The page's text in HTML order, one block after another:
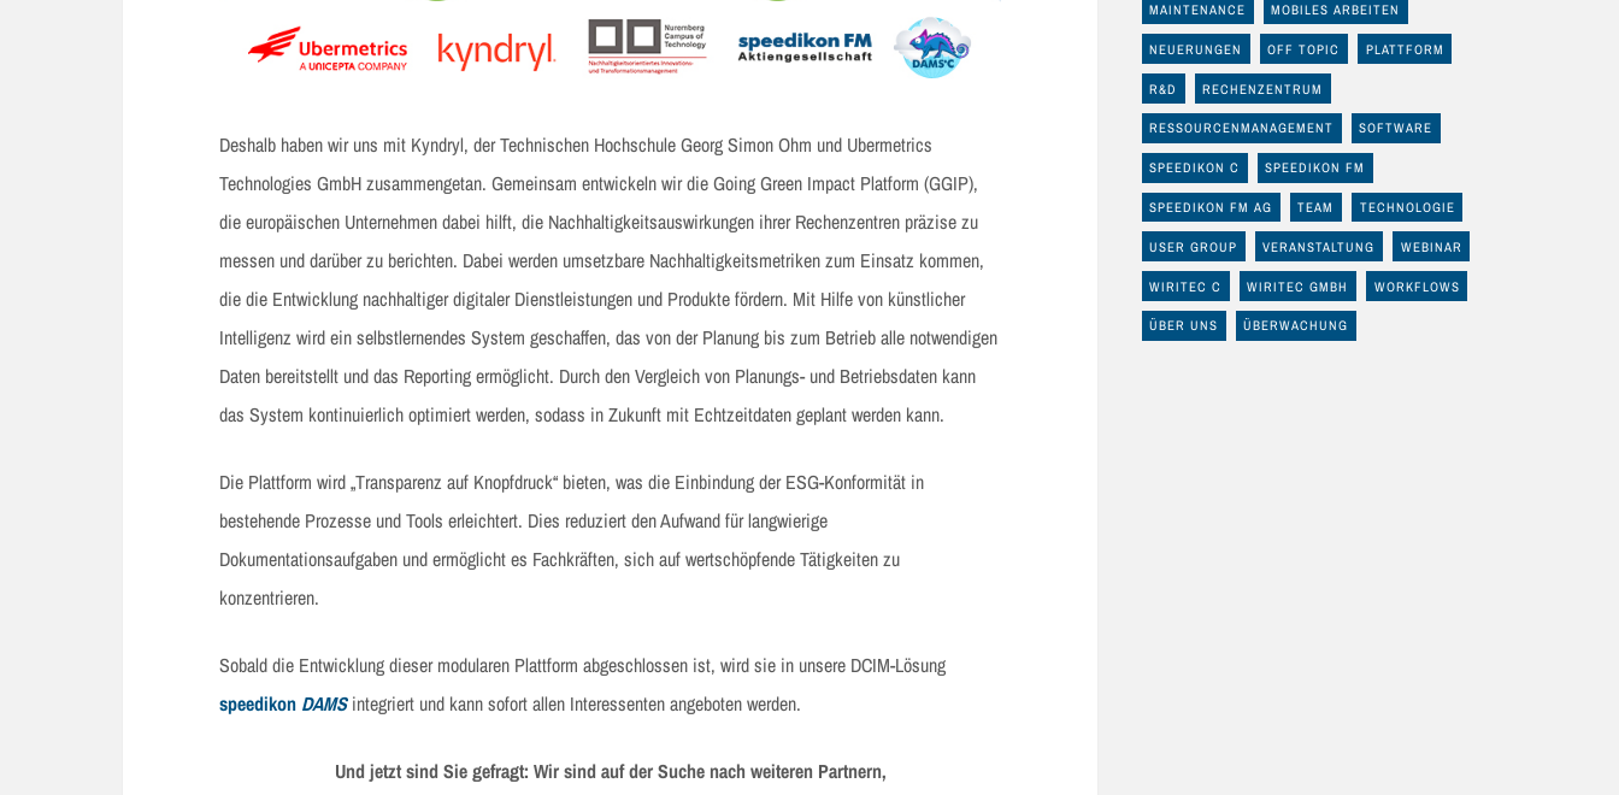
Deshalb haben wir uns mit Kyndryl, der Technischen Hochschule Georg Simon Ohm und Ubermetrics
Technologies GmbH zusammengetan. Gemeinsam entwickeln wir die Going Green Impact Platform (GGIP),
die europäischen Unternehmen dabei hilft, die Nachhaltigkeitsauswirkungen ihrer Rechenzentren präzise zu
messen und darüber zu berichten. Dabei werden umsetzbare Nachhaltigkeitsmetriken zum Einsatz kommen,
die die Entwicklung nachhaltiger digitaler Dienstleistungen und Produkte fördern. Mit Hilfe von künstlicher
Intelligenz wird ein selbstlernendes System geschaffen, das von der Planung bis zum Betrieb alle notwendigen
Daten bereitstellt und das Reporting ermöglicht. Durch den Vergleich von Planungs- und Betriebsdaten kann
das System kontinuierlich optimiert werden, sodass in Zukunft mit Echtzeitdaten geplant werden kann.
Die Plattform wird „Transparenz auf Knopfdruck“ bieten, was die Einbindung der ESG-Konformität in
bestehende Prozesse und Tools erleichtert. Dies reduziert den Aufwand für langwierige
Dokumentationsaufgaben und ermöglicht es Fachkräften, sich auf wertschöpfende Tätigkeiten zu
konzentrieren.
Sobald die Entwicklung dieser modularen Plattform abgeschlossen ist, wird sie in unsere DCIM-Lösung
speedikon DAMSintegriert und kann sofort allen Interessenten angeboten werden.
Und jetzt sind Sie gefragt: Wir sind auf der Suche nach weiteren Partnern,
MAINTENANCE MOBILES ARBEITEN
NEUERUNGEN OFF TOPIC PLATTFORM
R&D RECHENZENTRUM
RESSOURCENMANAGEMENT SOFTWARE
SPEEDIKON C SPEEDIKON FM
SPEEDIKON FM AG TEAM TECHNOLOGIE
USER GROUP VERANSTALTUNG WEBINAR
WIRITEC C WIRITEC GMBH WORKFLOWS
ÜBER UNS ÜBERWACHUNG